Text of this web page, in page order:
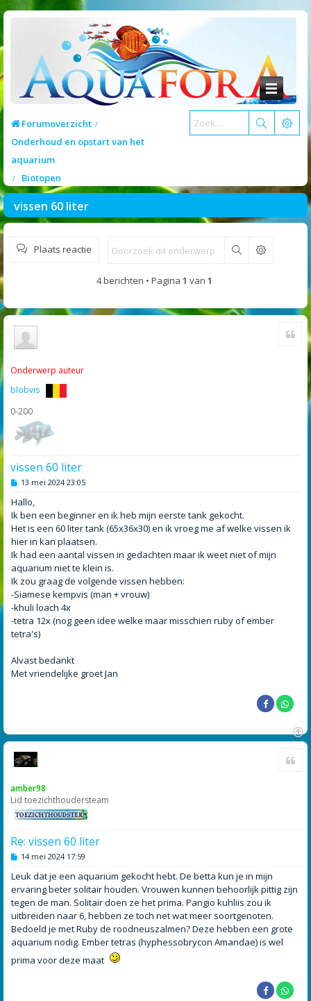
Forumoverzicht
Onderhoud en opstart van het
aquarium
Biotopen
vissen 60 liter
Plaats reactie Zoek
4 berichten • Pagina 1 van 1
Onderwerp auteur
blobvis
0-200
vissen 60 liter
B
r
i
c
h
13 mei 2024 23:05
Hallo,
Ik ben een beginner en ik heb mijn eerste tank gekocht.
Het is een 60 liter tank (65x36x30) en ik vroeg me af welke vissen ik
hier in kan plaatsen.
Ik had een aantal vissen in gedachten maar ik weet niet of mijn
aquarium niet te klein is.
Ik zou graag de volgende vissen hebben:
-Siamese kempvis (man + vrouw)
-khuli loach 4x
-tetra 12x (nog geen idee welke maar misschien ruby of ember
tetra's)
Alvast bedankt
Met vriendelijke groet Jan
O
amber98
Lid toezichthoudersteam
Re: vissen 60 liter
B
r
i
c
h
t
14 mei 2024 17:59
Leuk dat je een aquarium gekocht hebt. De betta kun je in mijn
ervaring beter solitair houden. Vrouwen kunnen behoorlijk pittig zijn
tegen de man. Solitair doen ze het prima. Pangio kuhliis zou ik
uitbreiden naar 6, hebben ze toch net wat meer soortgenoten.
Bedoeld je met Ruby de roodneuszalmen? Deze hebben een grote
aquarium nodig. Ember tetras (hyphessobrycon Amandae) is wel
prima voor deze maat